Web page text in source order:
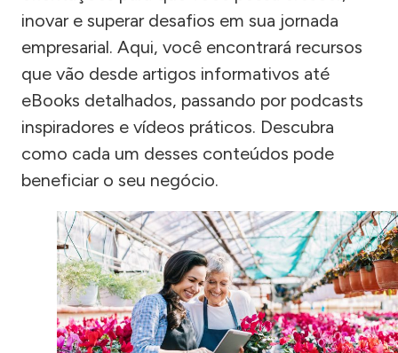
inovar e superar desafios em sua jornada
empresarial. Aqui, você encontrará recursos
que vão desde artigos informativos até
eBooks detalhados, passando por podcasts
inspiradores e vídeos práticos. Descubra
como cada um desses conteúdos pode
beneficiar o seu negócio.